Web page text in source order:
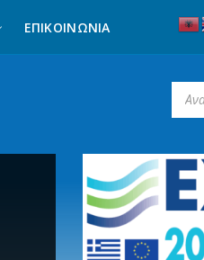
ΕΠΙΚΟΙΝΩΝΊΑ